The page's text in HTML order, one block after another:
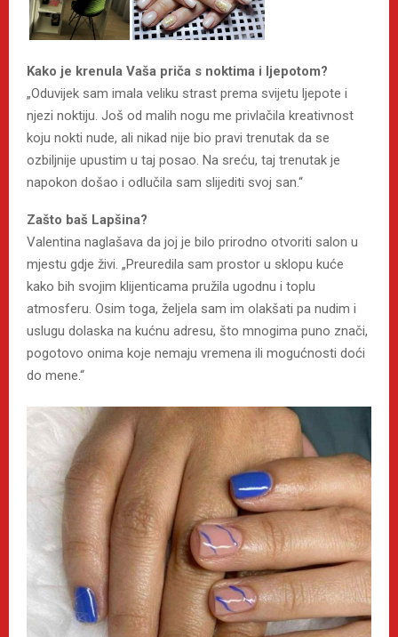
Kako je krenula Vaša priča s noktima i ljepotom?
„Oduvijek sam imala veliku strast prema svijetu ljepote i
njezi noktiju. Još od malih nogu me privlačila kreativnost
koju nokti nude, ali nikad nije bio pravi trenutak da se
ozbiljnije upustim u taj posao. Na sreću, taj trenutak je
napokon došao i odlučila sam slijediti svoj san.“
Zašto baš Lapšina?
Valentina naglašava da joj je bilo prirodno otvoriti salon u
mjestu gdje živi. „Preuredila sam prostor u sklopu kuće
kako bih svojim klijenticama pružila ugodnu i toplu
atmosferu. Osim toga, željela sam im olakšati pa nudim i
uslugu dolaska na kućnu adresu, što mnogima puno znači,
pogotovo onima koje nemaju vremena ili mogućnosti doći
do mene.“